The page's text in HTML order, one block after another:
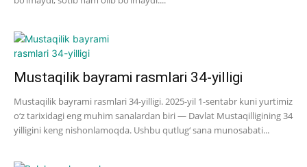
Mustaqilik bayrami rasmlari 34-yilligi
Mustaqilik bayrami rasmlari 34-yilligi. 2025-yil 1-sentabr kuni yurtimiz
o‘z tarixidagi eng muhim sanalardan biri — Davlat Mustaqilligining 34
yilligini keng nishonlamoqda. Ushbu qutlug‘ sana munosabati...